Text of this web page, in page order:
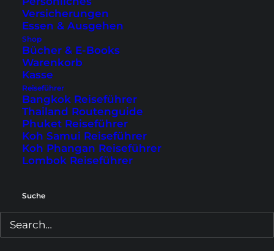
Versicherungen
Essen & Ausgehen
Shop
Bücher & E-Books
Warenkorb
Kasse
Reiseführer
Bangkok Reiseführer
Thailand Routenguide
Phuket Reiseführer
Koh Samui Reiseführer
Koh Phangan Reiseführer
Lombok Reiseführer
Suche
Reisetipps & Guides (Südostasien)
Koh Samui Tipps
Phuket Tipps
Bangkok Sehenswürdigkeiten
Koh Phangan Tipps
Lombok Sehenswürdigkeiten
Reisetipps & Guides (Rest der Welt)
Tokio Sehenswürdigkeiten
Sydney Tipps
Paris Geheimtipps